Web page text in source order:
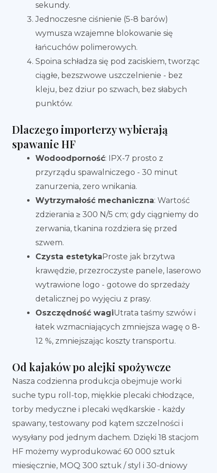
sekundy.
Jednoczesne ciśnienie (5-8 barów)
wymusza wzajemne blokowanie się
łańcuchów polimerowych.
Spoina schładza się pod zaciskiem, tworząc
ciągłe, bezszwowe uszczelnienie - bez
kleju, bez dziur po szwach, bez słabych
punktów.
Dlaczego importerzy wybierają
spawanie HF
Wodoodporność: IPX-7 prosto z
przyrządu spawalniczego - 30 minut
zanurzenia, zero wnikania.
Wytrzymałość mechaniczna: Wartość
zdzierania ≥ 300 N/5 cm; gdy ciągniemy do
zerwania, tkanina rozdziera się przed
szwem.
Czysta estetykaProste jak brzytwa
krawędzie, przezroczyste panele, laserowo
wytrawione logo - gotowe do sprzedaży
detalicznej po wyjęciu z prasy.
Oszczędność wagiUtrata taśmy szwów i
łatek wzmacniających zmniejsza wagę o 8-
12 %, zmniejszając koszty transportu.
Od kajaków po alejki spożywcze
Nasza codzienna produkcja obejmuje worki
suche typu roll-top, miękkie plecaki chłodzące,
torby medyczne i plecaki wędkarskie - każdy
spawany, testowany pod kątem szczelności i
wysyłany pod jednym dachem. Dzięki 18 stacjom
HF możemy wyprodukować 60 000 sztuk
miesięcznie, MOQ 300 sztuk / styl i 30-dniowy